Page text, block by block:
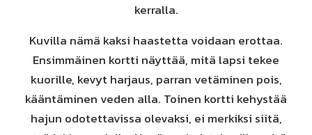
kerralla.
Kuvilla nämä kaksi haastetta voidaan erottaa.
Ensimmäinen kortti näyttää, mitä lapsi tekee
kuorille, kevyt harjaus, parran vetäminen pois,
kääntäminen veden alla. Toinen kortti kehystää
hajun odotettavissa olevaksi, ei merkiksi siitä,